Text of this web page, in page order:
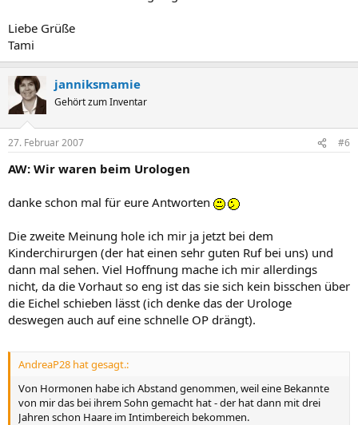
Liebe Grüße
Tami
janniksmamie
Gehört zum Inventar
27. Februar 2007 #6
AW: Wir waren beim Urologen
danke schon mal für eure Antworten
Die zweite Meinung hole ich mir ja jetzt bei dem
Kinderchirurgen (der hat einen sehr guten Ruf bei uns) und
dann mal sehen. Viel Hoffnung mache ich mir allerdings
nicht, da die Vorhaut so eng ist das sie sich kein bisschen über
die Eichel schieben lässt (ich denke das der Urologe
deswegen auch auf eine schnelle OP drängt).
AndreaP28 hat gesagt.:
Von Hormonen habe ich Abstand genommen, weil eine Bekannte
von mir das bei ihrem Sohn gemacht hat - der hat dann mit drei
Jahren schon Haare im Intimbereich bekommen.